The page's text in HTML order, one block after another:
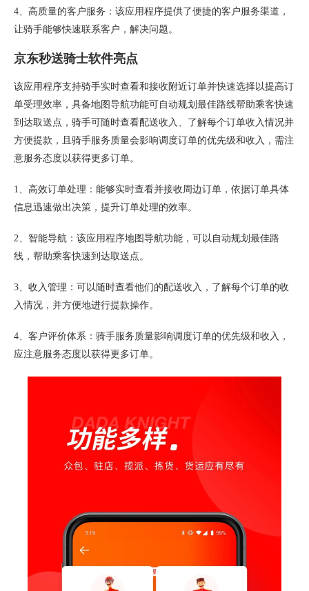
4、高质量的客户服务：该应用程序提供了便捷的客户服务渠道，
让骑手能够快速联系客户，解决问题。
京东秒送骑士软件亮点
该应用程序支持骑手实时查看和接收附近订单并快速选择以提高订
单受理效率，具备地图导航功能可自动规划最佳路线帮助乘客快速
到达取送点，骑手可随时查看配送收入、了解每个订单收入情况并
方便提款，且骑手服务质量会影响调度订单的优先级和收入，需注
意服务态度以获得更多订单。
1、高效订单处理：能够实时查看并接收周边订单，依据订单具体
信息迅速做出决策，提升订单处理的效率。
2、智能导航：该应用程序地图导航功能，可以自动规划最佳路
线，帮助乘客快速到达取送点。
3、收入管理：可以随时查看他们的配送收入，了解每个订单的收
入情况，并方便地进行提款操作。
4、客户评价体系：骑手服务质量影响调度订单的优先级和收入，
应注意服务态度以获得更多订单。